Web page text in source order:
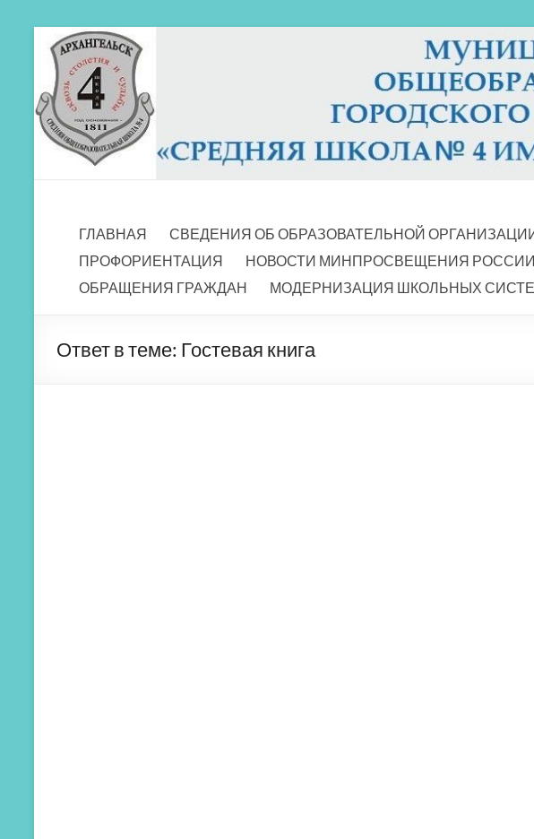
Перейти
содержимому
МБОУ СШ 4
ГЛАВНАЯ
СВЕДЕНИЯ ОБ ОБРАЗОВАТЕЛЬНОЙ
ПРОФОРИЕНТАЦИЯ
НОВОСТИ МИНПРОСВЕЩЕНИЯ РОССИИ
ОБРАЩЕНИЯ ГРАЖДАН
МОДЕРНИЗАЦИЯ ШКОЛЬНЫХ
Ответ в теме: Гостевая книга